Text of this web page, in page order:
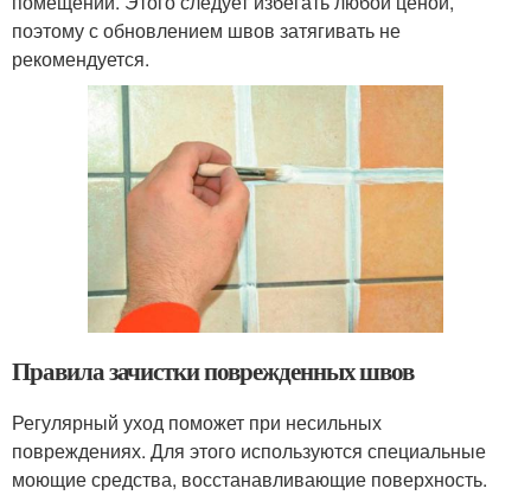
поэтому с обновлением швов затягивать не
рекомендуется.
Правила зачистки поврежденных швов
Регулярный уход поможет при несильных
повреждениях. Для этого используются специальные
моющие средства, восстанавливающие поверхность.